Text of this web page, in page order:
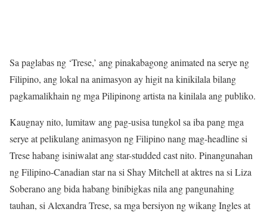
Sa paglabas ng ‘Trese,’ ang pinakabagong animated na serye ng
Filipino, ang lokal na animasyon ay higit na kinikilala bilang
pagkamalikhain ng mga Pilipinong artista na kinilala ang publiko.
Kaugnay nito, lumitaw ang pag-usisa tungkol sa iba pang mga
serye at pelikulang animasyon ng Filipino nang mag-headline si
Trese habang isiniwalat ang star-studded cast nito. Pinangunahan
ng Filipino-Canadian star na si Shay Mitchell at aktres na si Liza
Soberano ang bida habang binibigkas nila ang pangunahing
tauhan, si Alexandra Trese, sa mga bersiyon ng wikang Ingles at